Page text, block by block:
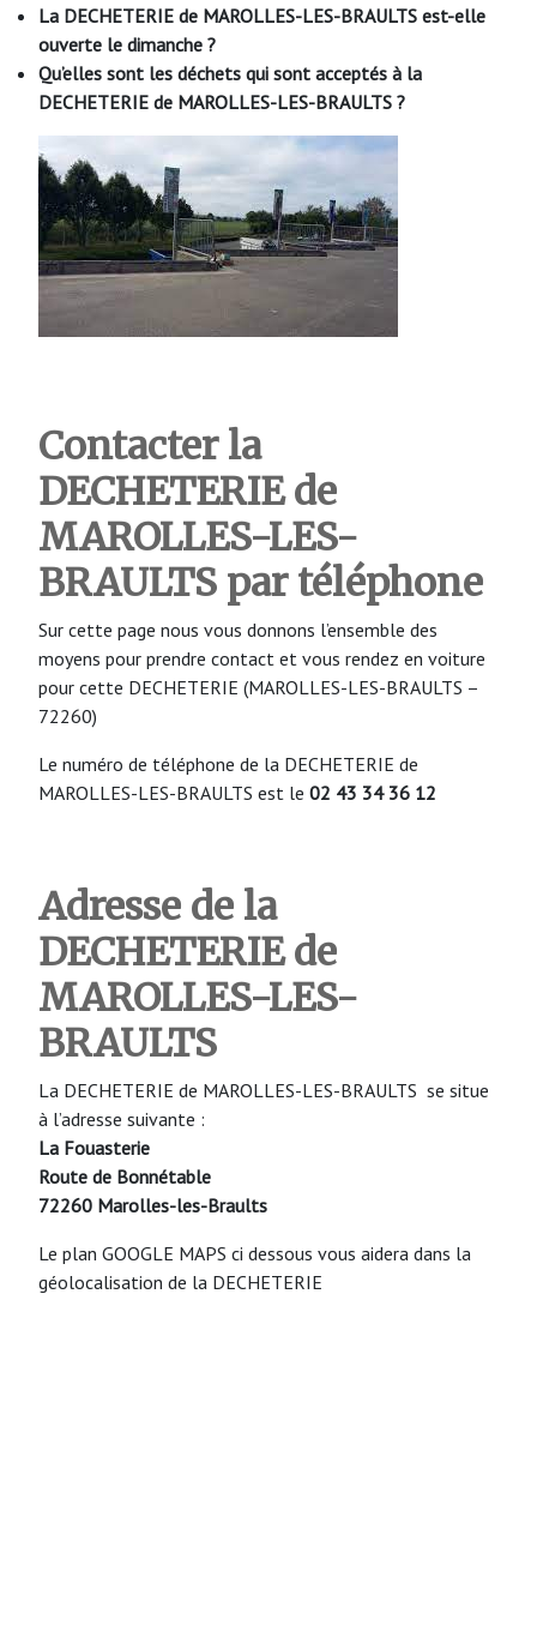
La DECHETERIE de MAROLLES-LES-BRAULTS est-elle
ouverte le dimanche ?
Qu’elles sont les déchets qui sont acceptés à la
DECHETERIE de MAROLLES-LES-BRAULTS ?
Contacter la
DECHETERIE de
MAROLLES-LES-
BRAULTS par téléphone
Sur cette page nous vous donnons l’ensemble des
moyens pour prendre contact et vous rendez en voiture
pour cette DECHETERIE (MAROLLES-LES-BRAULTS –
72260)
Le numéro de téléphone de la DECHETERIE de
MAROLLES-LES-BRAULTS est le 02 43 34 36 12
Adresse de la
DECHETERIE de
MAROLLES-LES-
BRAULTS
La DECHETERIE de MAROLLES-LES-BRAULTS se situe
à l’adresse suivante :
La Fouasterie
Route de Bonnétable
72260 Marolles-les-Braults
Le plan GOOGLE MAPS ci dessous vous aidera dans la
géolocalisation de la DECHETERIE